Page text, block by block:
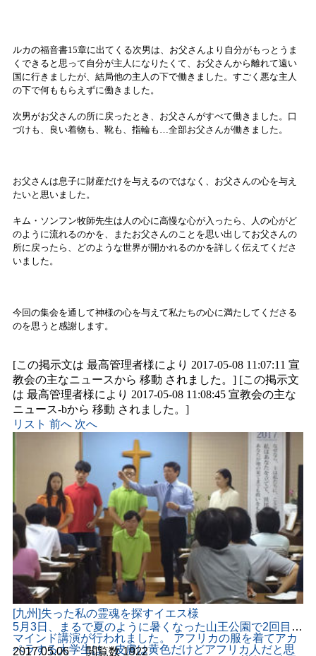
ルカの福音書15章に出てくる次男は、お父さんより自分がもっとうま
くできると思って自分が主人になりたくて、お父さんから離れて遠い
国に行きましたが、結局他の主人の下で働きました。すごく悪な主人
の下で何ももらえずに働きました。
次男がお父さんの所に戻ったとき、お父さんがすべて働きました。口
づけも、良い着物も、靴も、指輪も…全部お父さんが働きました。
お父さんは息子に財産だけを与えるのではなく、お父さんの心を与え
たいと思いました。
キム・ソンフン牧師先生は人の心に高慢な心が入ったら、人の心がど
のように流れるのかを、またお父さんのことを思い出してお父さんの
所に戻ったら、どのような世界が開かれるのかを詳しく伝えてくださ
いました。
今回の集会を通して神様の心を与えて私たちの心に満たしてくださる
のを思うと感謝します。
[この掲示文は 最高管理者様により 2017-05-08 11:07:11 宣
教会の主なニュースから 移動 されました。] [この掲示文
は 最高管理者様により 2017-05-08 11:08:45 宣教会の主な
ニュース-bから 移動 されました。]
リスト 前へ 次へ
[九州]失った私の霊魂を探すイエス様
5月3日、まるで夏のように暑くなった山王公園で2回目の
マインド講演が行われました。 アフリカの服を着てアカ
ペラする大学生は、皮膚は黄色だけどアフリカ人だと思
2017.05.06 ㆍ 閲覧数 1922